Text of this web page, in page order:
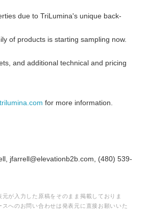
due to TriLumina's unique back-
of products is starting sampling now.
and additional technical and pricing
for more information.
jfarrell@elevationb2b.com, (480) 539-
が入力した原稿をそのまま掲載しておりま
へのお問い合わせは発表元に直接お願いいた